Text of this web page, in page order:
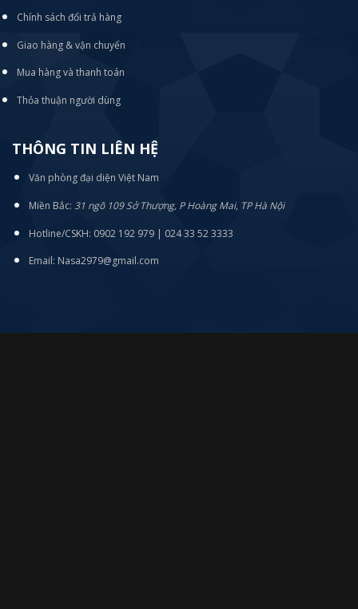
Chính sách đổi trả hàng
Giao hàng & vận chuyển
Mua hàng và thanh toán
Thỏa thuận người dùng
THÔNG TIN LIÊN HỆ
Văn phòng đại diện Việt Nam
Miền Bắc: 31 ngõ 109 Sở Thượng, P Hoàng Mai, TP Hà Nội
Hotline/CSKH: 0902 192 979 | 024 33 52 3333
Email: Nasa2979@gmail.com